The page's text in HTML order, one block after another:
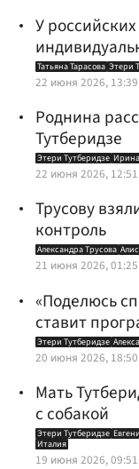
У
Татьяна Тарасова Этери
22 июня 2026, 13:39
Роднина
Тутберидзе
Этери Тутберидзе
22 июня 2026, 12:51
Трусову
контроль
Александра Трусова
21 июня 2026, 01:25
«Поделюсь
ставит
Этери Тутберидзе
20 июня 2026, 18:50
Мать
с собакой
Этери Тутберидзе
Италия
19 июня 2026, 09:51